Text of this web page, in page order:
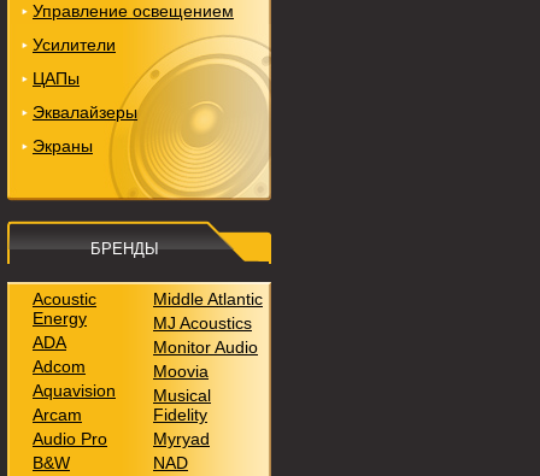
Управление освещением
Усилители
ЦАПы
Эквалайзеры
Экраны
БРЕНДЫ
Acoustic
Energy
ADA
Adcom
Aquavision
Arcam
Audio Pro
B&W
Middle Atlantic
MJ Acoustics
Monitor Audio
Moovia
Musical
Fidelity
Myryad
NAD